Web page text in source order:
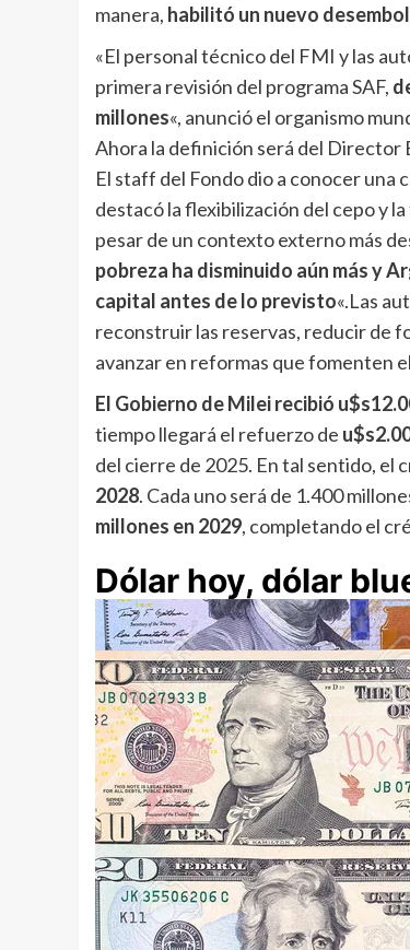
manera, habilitó un nuevo
«El personal técnico del FMI y las
primera revisión del programa SAF,
millones«, anunció el organismo
Ahora la definición será del Director
El staff del Fondo dio a conocer una
destacó la flexibilización del cepo y
pesar de un contexto externo más
pobreza ha disminuido aún más y
capital antes de lo previsto«.Las
reconstruir las reservas, reducir de
avanzar en reformas que fomenten
El Gobierno de Milei recibió
tiempo llegará el refuerzo de
del cierre de 2025. En tal sentido, el
2028. Cada uno será de 1.400
millones en 2029, completando el
Dólar hoy, dólar